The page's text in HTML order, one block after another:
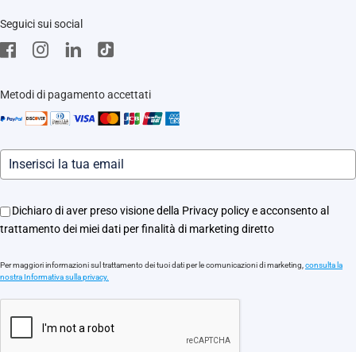
Stores
Informazioni legali
Assistenza Motori Apricancello
EZVIZ Green
EZVIZ CSR
Eventi
Seguici sui social
Metodi di pagamento accettati
Dichiaro di aver preso visione della Privacy policy e acconsento al
trattamento dei miei dati per finalità di marketing diretto
Per maggiori informazioni sul trattamento dei tuoi dati per le comunicazioni di marketing,consulta la
nostra Informativa sulla privacy.